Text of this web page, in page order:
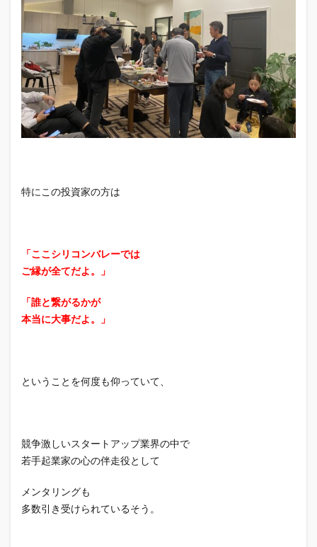
特にこの投資家の方は
「ここシリコンバレーでは
ご縁が全てだよ。」
「誰と繋がるかが
本当に大事だよ。」
ということを何度も仰っていて、
競争激しいスタートアップ業界の中で
若手起業家の心の伴走役として
メンタリングも
多数引き受けられているそう。